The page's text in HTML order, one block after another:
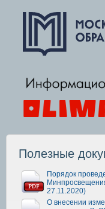
Полезные
Порядок
27.11.2020)
О внесении